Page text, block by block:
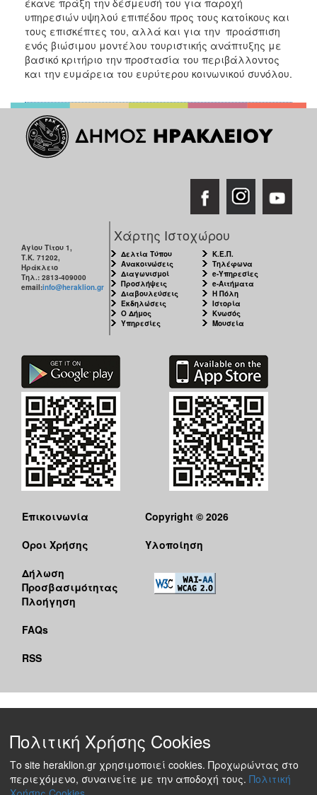
έκανε πράξη την δέσμευσή του για παροχή
υπηρεσιών υψηλού επιπέδου προς τους κατοίκους και
τους επισκέπτες του, αλλά και για την προάσπιση
ενός βιώσιμου μοντέλου τουριστικής ανάπτυξης με
βασικό κριτήριο την προστασία του περιβάλλοντος
και την ευμάρεια του ευρύτερου κοινωνικού συνόλου.
Αγίου Τίτου 1,
Τ.Κ. 71202,
Ηράκλειο
Τηλ.: 2813-409000
email:info@heraklion.gr
Χάρτης Ιστοχώρου
Δελτία Τύπου
Ανακοινώσεις
Διαγωνισμοί
Προσλήψεις
Διαβουλεύσεις
Εκδηλώσεις
Ο Δήμος
Υπηρεσίες
Κ.Ε.Π.
Τηλέφωνα
e-Υπηρεσίες
e-Αιτήματα
Η Πόλη
Ιστορία
Κνωσός
Μουσεία
Επικοινωνία
Όροι Χρήσης
Δήλωση
Προσβασιμότητας
Πλοήγηση
FAQs
RSS
Copyright © 2026
Υλοποίηση
Πολιτική Χρήσης Cookies
Το site heraklion.gr χρησιμοποιεί cookies. Προχωρώντας στο
περιεχόμενο, συναινείτε με την αποδοχή τους. Πολιτική